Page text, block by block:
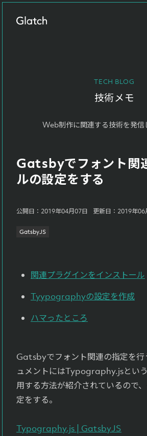
制作実績
Works
参考価格
制作の流れ
Blog
Contact
TECH BLOG
技術メモ
Web制作に関連する技術を発信
Gatsbyでフォント関
ルの設定をする
公開日：2019年04月07日 更新日：2019年06
GatsbyJS
関連プラグインをインストール
Tyypographyの設定を作成
ハマったところ
Gatsbyでフォント関連の指定を行
ュメントにはTypography.jsとい
用する方法が紹介されているので
定をする。
Typography.js | GatsbyJS